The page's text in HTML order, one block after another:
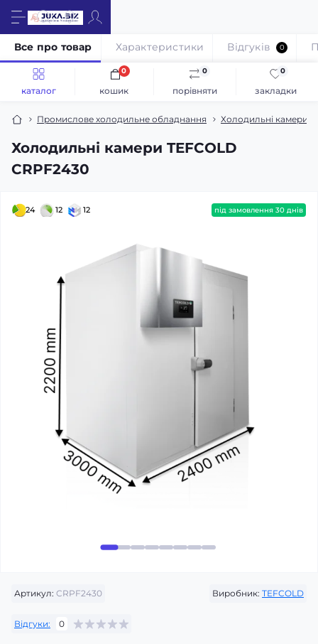
каталог порівняти
0
закладки
0
кошик
0
Промислове холодильне обладнання Холодильні камери /
Холодильні камери TEFCOLD
CRPF2430
Все про товар Характеристики Відгуків 0
24 12 12 під замовлення 30 днів
Артикул: CRPF2430 Виробник: TEFCOLD
Відгуки: 0